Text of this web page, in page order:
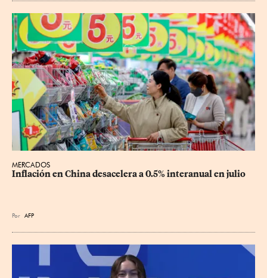
MERCADOS
Inflación en China desacelera a 0.5% interanual en julio
Por AFP